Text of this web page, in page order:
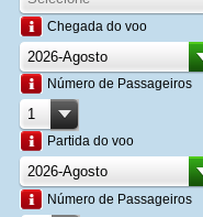
Chegada do voo
Número de Passageiros
Partida do voo
Número de Passageiros